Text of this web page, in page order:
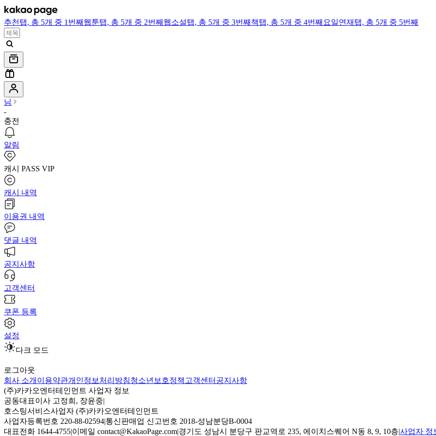
추천 탭, 총 5개 중 1번째 웹툰탭, 총 5개 중 2번째 웹소설탭, 총 5개 중 3번째 책탭, 총 5개 중 4번째 요일연재 탭, 총 5개 중 5번째
님
-
충전
알림
캐시 PASS VIP
캐시 내역
이용권 내역
댓글 내역
공지사항
고객센터
쿠폰 등록
설정
다크 모드
로그아웃
회사 소개 이용약관개인정보처리방침청소년보호정책 고객센터 공지사항
(주)카카오엔터테인먼트 사업자 정보
공동대표이사 고정희, 장윤중|
호스팅서비스사업자 (주)카카오엔터테인먼트
사업자등록번호 220-88-02594|통신판매업 신고번호 2018-성남분당B-0004
대표전화 1644-4755|이메일 contact@KakaoPage.com|경기도 성남시 분당구 판교역로 235, 에이치스퀘어 N동 8, 9, 10층|사업자 정